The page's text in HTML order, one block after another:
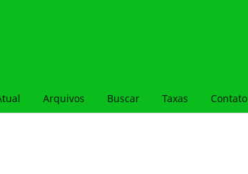
Arquivos Buscar Taxas Contato